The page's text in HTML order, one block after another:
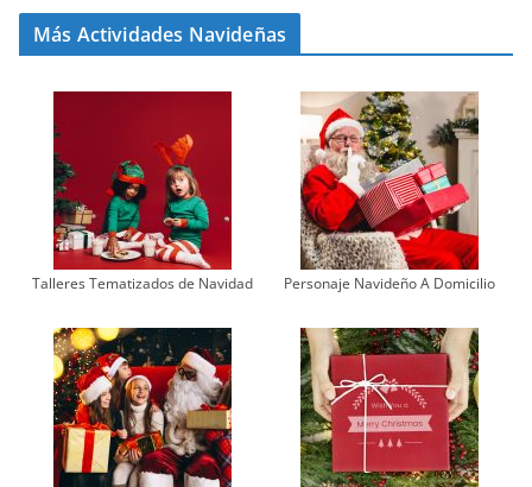
Más Actividades Navideñas
Talleres Tematizados de Navidad Personaje Navideño A Domicilio